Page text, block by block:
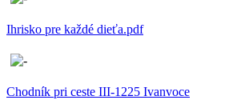
Ihrisko pre každé dieťa.pdf
Chodník pri ceste III-1225 Ivanvoce